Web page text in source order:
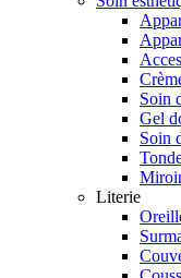
Soin
Gel
Soin
Literie